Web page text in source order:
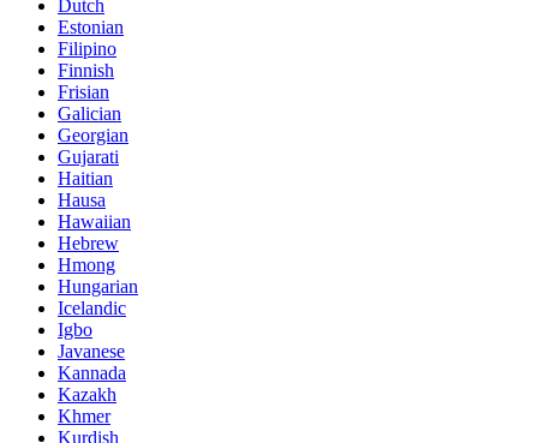
Dutch
Estonian
Filipino
Finnish
Frisian
Galician
Georgian
Gujarati
Haitian
Hausa
Hawaiian
Hebrew
Hmong
Hungarian
Icelandic
Igbo
Javanese
Kannada
Kazakh
Khmer
Kurdish